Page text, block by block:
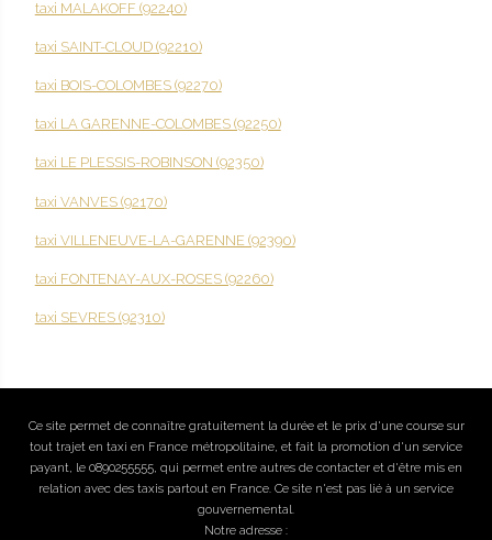
taxi MALAKOFF (92240)
taxi SAINT-CLOUD (92210)
taxi BOIS-COLOMBES (92270)
taxi LA GARENNE-COLOMBES (92250)
taxi LE PLESSIS-ROBINSON (92350)
taxi VANVES (92170)
taxi VILLENEUVE-LA-GARENNE (92390)
taxi FONTENAY-AUX-ROSES (92260)
taxi SEVRES (92310)
Ce site permet de connaître gratuitement la durée et le prix d'une course sur
tout trajet en taxi en France métropolitaine, et fait la promotion d'un service
payant, le 0890255555, qui permet entre autres de contacter et d'être mis en
relation avec des taxis partout en France. Ce site n'est pas lié à un service
gouvernemental.
Notre adresse :